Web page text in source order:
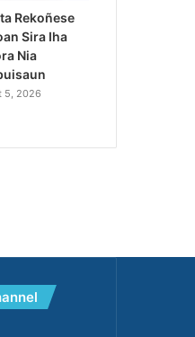
Rekoñese
Sira Iha
Nia
5, 2026